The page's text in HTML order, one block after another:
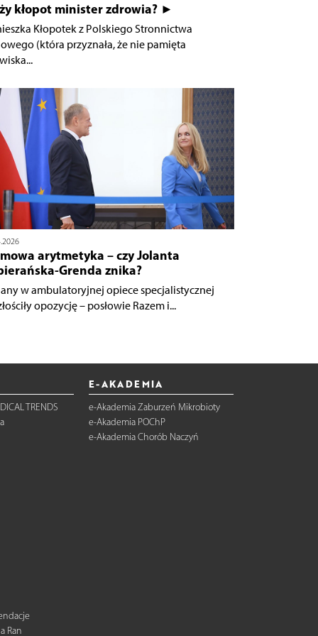
kłopot minister zdrowia? ►
Kłopotek z Polskiego Stronnictwa
(która przyznała, że nie pamięta
arytmetyka – czy Jolanta
Grenda znika?
w ambulatoryjnej opiece specjalistycznej
opozycję – posłowie Razem i...
TRENDS
Ran
E-AKADEMIA
e-Akademia Zaburzeń Mikrobioty
e-Akademia POChP
e-Akademia Chorób Naczyń